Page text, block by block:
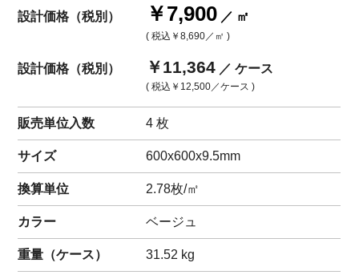
設計価格（税別） ￥7,900 ／ ㎡
( 税込 ￥8,690／㎡ )
設計価格（税別） ￥11,364 ／ ケース
( 税込 ￥12,500／ケース )
販売単位入数 4 枚
サイズ 600x600x9.5mm
換算単位 2.78枚/㎡
カラー ベージュ
重量（ケース） 31.52 kg